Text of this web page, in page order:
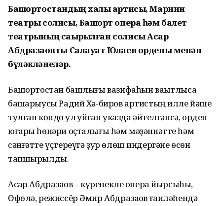
Башҡортостандың халыҡ артисы, Мариин
театры солисы, Башҡорт опера һәм балет
театрының саҡырылған солисы Асҡар
Абдразаҡовты Салауат Юлаев ордены менән
бүләкләнеләр.
Башҡортостан башлығы вазифаһын ваҡытлыса
башҡарыусы Радий Хә-биров артистың илле йәше
тулған көндө ҡул ҡуйған указда әйтелгәнсә, орден
юғары һөнәри оҫталығы һәм мәҙәниәтте һәм
сәнғәтте үҫтереүгә ҙур өлөш индергәне өсөн
тапшырылды.
Асҡар Абдразаҡов – күренекле опера йырсыһы,
Өфөлә, режиссёр Әмир Абдразаҡов ғаиләһендә